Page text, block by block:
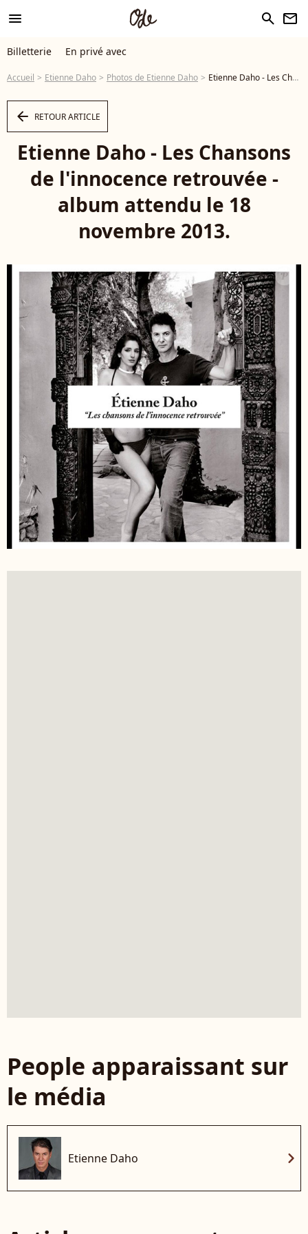
menu search newsletter
Billetterie En privé avec
Accueil Etienne Daho Photos de Etienne Daho Etienne Daho - Les Chansons de l'innocence retrouvée - album attendu le 18 novembre 2013. - Photo
arrow_left RETOUR ARTICLE
Etienne Daho - Les Chansons
de l'innocence retrouvée -
album attendu le 18
novembre 2013.
People apparaissant sur
le média
Etienne Daho chevron_right